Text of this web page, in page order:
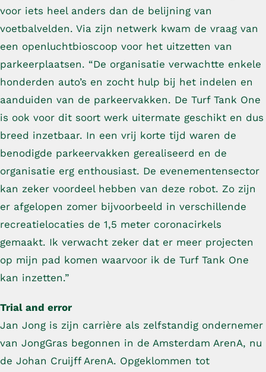
voor iets heel anders dan de belijning van
voetbalvelden. Via zijn netwerk kwam de vraag van
een openluchtbioscoop voor het uitzetten van
parkeerplaatsen. “De organisatie verwachtte enkele
honderden auto’s en zocht hulp bij het indelen en
aanduiden van de parkeervakken. De Turf Tank One
is ook voor dit soort werk uitermate geschikt en dus
breed inzetbaar. In een vrij korte tijd waren de
benodigde parkeervakken gerealiseerd en de
organisatie erg enthousiast. De evenementensector
kan zeker voordeel hebben van deze robot. Zo zijn
er afgelopen zomer bijvoorbeeld in verschillende
recreatielocaties de 1,5 meter coronacirkels
gemaakt. Ik verwacht zeker dat er meer projecten
op mijn pad komen waarvoor ik de Turf Tank One
kan inzetten.”
Trial and error
Jan Jong is zijn carrière als zelfstandig ondernemer
van JongGras begonnen in de Amsterdam ArenA, nu
de Johan Cruijff ArenA. Opgeklommen tot